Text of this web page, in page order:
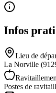
Infos
Lieu de
La Norville
Postes de